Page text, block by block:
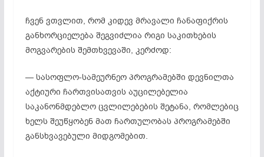
ჩვენ ვთვლით, რომ კიდევ მრავალი ჩანაფიქრის
განხორციელება შეგვიძლია რიგი საკითხების
მოგვარების შემთხვევაში, კერძოდ:
— სასოფლო-სამეურნეო პროგრამებში დევნილთა
აქტიური ჩართვისათვის აუცილებელია
საკანონმდებლო ცვლილებების შეტანა, რომლებიც
ხელს შეუწყობენ მათ ჩართულობას პროგრამებში
განსხვავებული მიდგომებით.